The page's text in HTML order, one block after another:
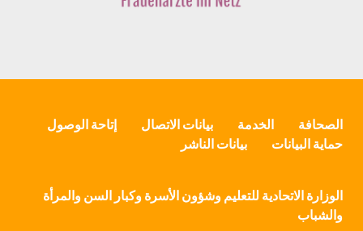
الصحافة الخدمة بيانات الاتصال
إتاحة الوصول
حماية البيانات
بيانات الناشر
الوزارة الاتحادية للتعليم وشؤون الأسرة وكبار السن والمرأة
والشباب